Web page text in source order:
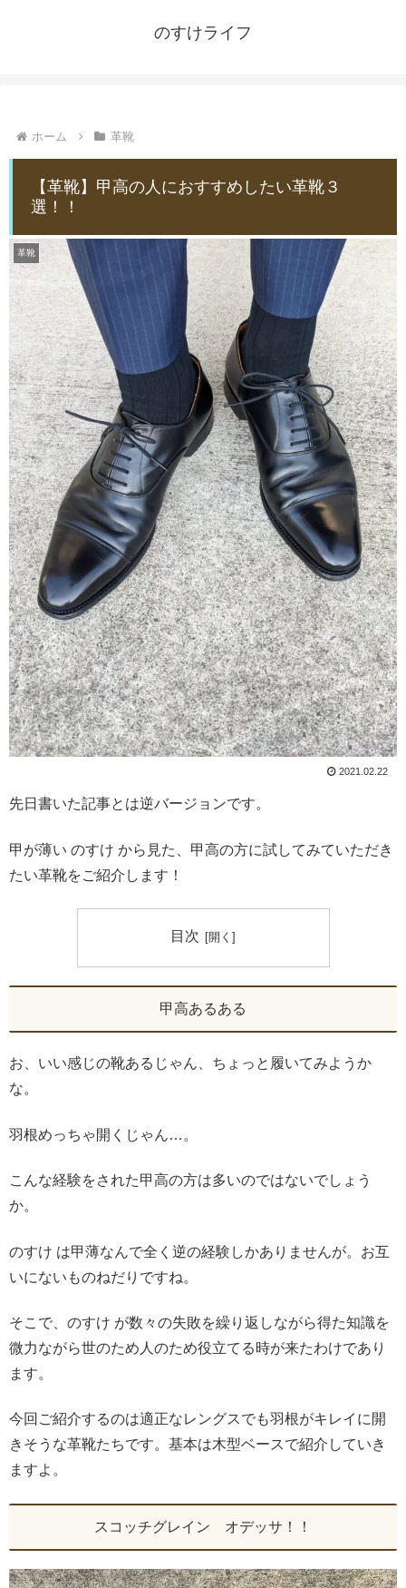
のすけライフ
ホーム 革靴
【革靴】甲高の人におすすめしたい革靴３
選！！
革靴
2021.02.22
先日書いた記事とは逆バージョンです。
甲が薄い のすけ から見た、甲高の方に試してみていただき
たい革靴をご紹介します！
目次
甲高あるある
お、いい感じの靴あるじゃん、ちょっと履いてみようか
な。
羽根めっちゃ開くじゃん…。
こんな経験をされた甲高の方は多いのではないでしょう
か。
のすけ は甲薄なんで全く逆の経験しかありませんが。お互
いにないものねだりですね。
そこで、のすけ が数々の失敗を繰り返しながら得た知識を
微力ながら世のため人のため役立てる時が来たわけであり
ます。
今回ご紹介するのは適正なレングスでも羽根がキレイに開
きそうな革靴たちです。基本は木型ベースで紹介していき
ますよ。
スコッチグレイン オデッサ！！